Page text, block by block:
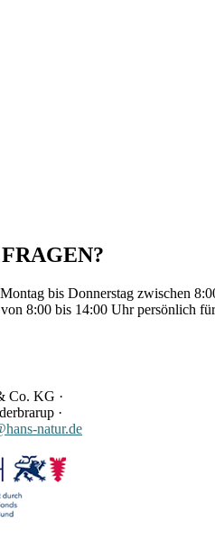
bis Donnerstag zwischen
8:00 bis 14:00 Uhr persönlich für
Co. KG ·
·
natur.de